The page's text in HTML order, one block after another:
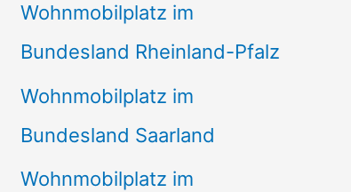
Wohnmobilplatz im
Bundesland Rheinland-Pfalz
Wohnmobilplatz im
Bundesland Saarland
Wohnmobilplatz im